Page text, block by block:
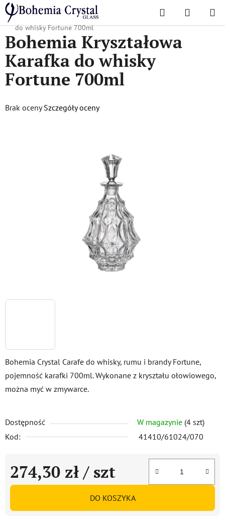
Przejść
do
treści
Szukaj KOSZYK
Home
/ Popularne kolekcje / Fortuna
Bohemia Kryształowa Karafka
do whisky Fortune 700ml
Bohemia Crystal Carafe do whisky, rumu i brandy Fortune,
pojemność karafki 700ml. Wykonane z kryształu ołowiowego,
można myć w zmywarce.
Dostępność W magazynie (4 szt)
Kod:
41410/61024/070
274,30 zł / szt
Cena jednostkowa:
DO KOSZYKA
Bohemia Kryształowa
Karafka do whisky
Fortune 700ml
Średnia
Brak oceny Szczegóły oceny